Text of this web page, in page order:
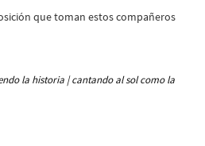
que toman estos compañeros
la historia | cantando al sol como la